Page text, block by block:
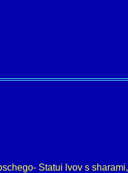
Statui lvov s sharami,